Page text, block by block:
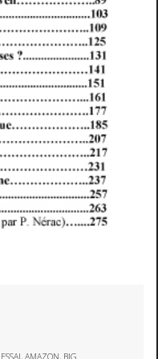
ESSAI,AMAZON, BIG